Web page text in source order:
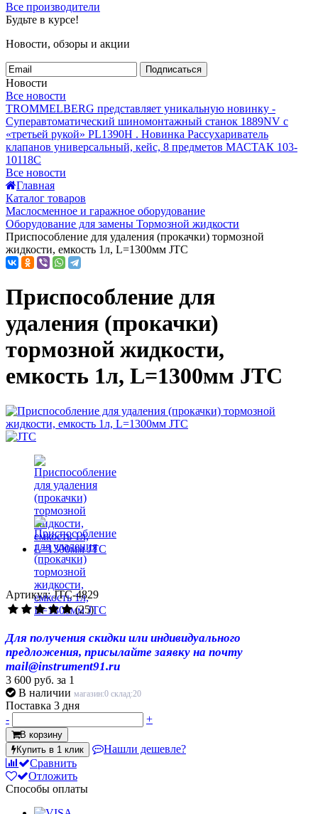
Все производители
Будьте в курсе!
Новости, обзоры и акции
Подписаться
Новости
Все новости
TROMMELBERG представляет уникальную новинку -
Суперавтоматический шиномонтажный станок 1889NV с
«третьей рукой» PL1390H . Новинка Рассухариватель
клапанов универсальный, кейс, 8 предметов МАСТАК 103-
10118C
Все новости
Главная
Каталог товаров
Маслосменное и гаражное оборудование
Оборудование для замены Тормозной жидкости
Приспособление для удаления (прокачки) тормозной
жидкости, емкость 1л, L=1300мм JTC
Приспособление для
удаления (прокачки)
тормозной жидкости,
емкость 1л, L=1300мм JTC
Артикул: JTC-4829
(25)
Для получения скидки или индивидуального
предложения, присылайте заявку на почту
mail@instrument91.ru
3 600 руб. за 1
В наличии магазин:0 склад:20
Поставка 3 дня
-
+
В корзину
Купить в 1 клик
Нашли дешевле?
Сравнить
Отложить
Способы оплаты